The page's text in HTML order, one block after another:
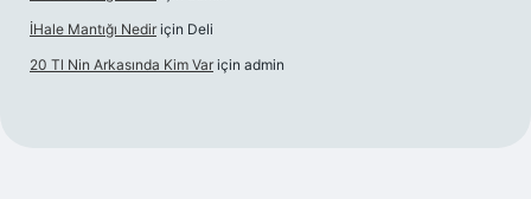
İHale Mantığı Nedir için Deli
20 Tl Nin Arkasında Kim Var için admin